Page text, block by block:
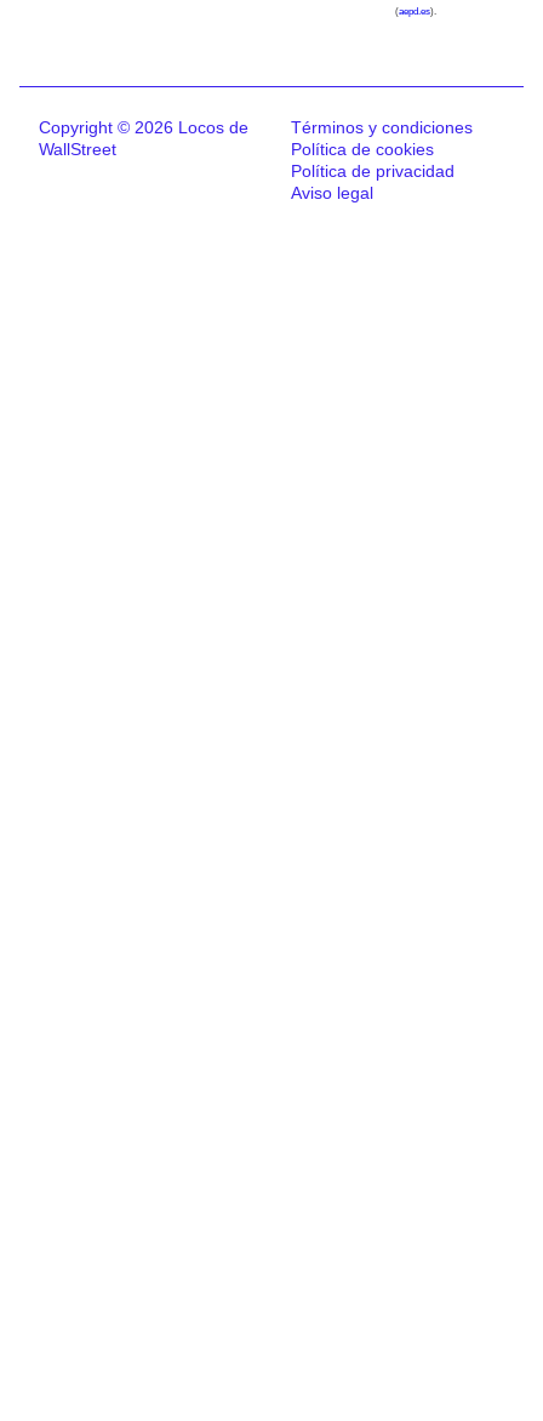
(aepd.es).
Copyright © 2026 Locos de
WallStreet
Términos y condiciones
Política de cookies
Política de privacidad
Aviso legal